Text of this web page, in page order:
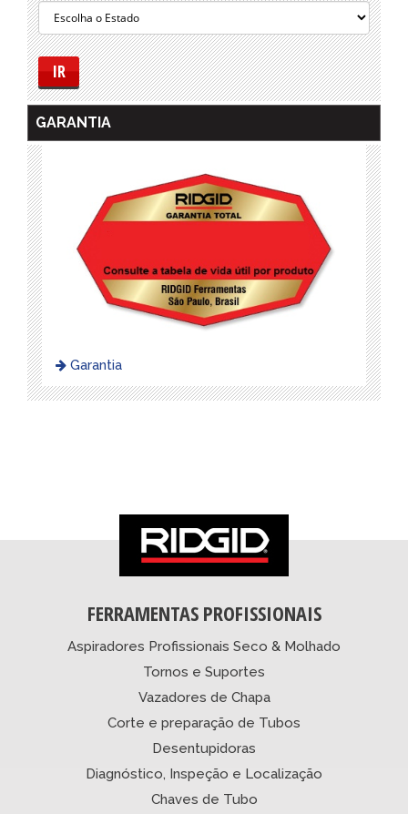
IR
GARANTIA
Garantia
FERRAMENTAS PROFISSIONAIS
Aspiradores Profissionais Seco & Molhado
Tornos e Suportes
Vazadores de Chapa
Corte e preparação de Tubos
Desentupidoras
Diagnóstico, Inspeção e Localização
Chaves de Tubo